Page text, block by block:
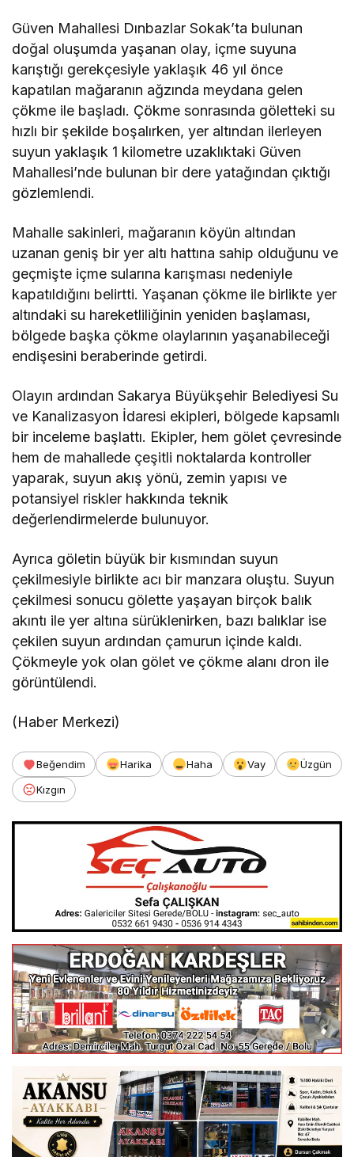
Güven Mahallesi Dınbazlar Sokak’ta bulunan
doğal oluşumda yaşanan olay, içme suyuna
karıştığı gerekçesiyle yaklaşık 46 yıl önce
kapatılan mağaranın ağzında meydana gelen
çökme ile başladı. Çökme sonrasında göletteki su
hızlı bir şekilde boşalırken, yer altından ilerleyen
suyun yaklaşık 1 kilometre uzaklıktaki Güven
Mahallesi’nde bulunan bir dere yatağından çıktığı
gözlemlendi.
Mahalle sakinleri, mağaranın köyün altından
uzanan geniş bir yer altı hattına sahip olduğunu ve
geçmişte içme sularına karışması nedeniyle
kapatıldığını belirtti. Yaşanan çökme ile birlikte yer
altındaki su hareketliliğinin yeniden başlaması,
bölgede başka çökme olaylarının yaşanabileceği
endişesini beraberinde getirdi.
Olayın ardından Sakarya Büyükşehir Belediyesi Su
ve Kanalizasyon İdaresi ekipleri, bölgede kapsamlı
bir inceleme başlattı. Ekipler, hem gölet çevresinde
hem de mahallede çeşitli noktalarda kontroller
yaparak, suyun akış yönü, zemin yapısı ve
potansiyel riskler hakkında teknik
değerlendirmelerde bulunuyor.
Ayrıca göletin büyük bir kısmından suyun
çekilmesiyle birlikte acı bir manzara oluştu. Suyun
çekilmesi sonucu gölette yaşayan birçok balık
akıntı ile yer altına sürüklenirken, bazı balıklar ise
çekilen suyun ardından çamurun içinde kaldı.
Çökmeyle yok olan gölet ve çökme alanı dron ile
görüntülendi.
(Haber Merkezi)
Beğendim Harika Haha Vay
Üzgün
Kızgın